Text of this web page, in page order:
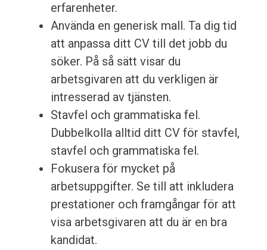
erfarenheter.
Använda en generisk mall. Ta dig tid
att anpassa ditt CV till det jobb du
söker. På så sätt visar du
arbetsgivaren att du verkligen är
intresserad av tjänsten.
Stavfel och grammatiska fel.
Dubbelkolla alltid ditt CV för stavfel,
stavfel och grammatiska fel.
Fokusera för mycket på
arbetsuppgifter. Se till att inkludera
prestationer och framgångar för att
visa arbetsgivaren att du är en bra
kandidat.